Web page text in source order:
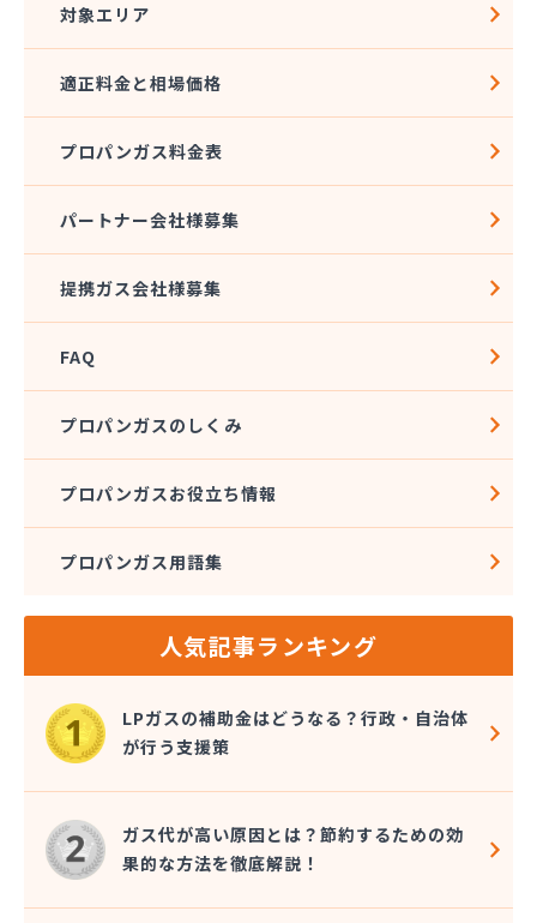
株式会社リビングガスショップよしのや
株式会社安井商店
株式会社伊興直井商店
株式会社円上クサマ商店
株式会社乙女屋本店
株式会社加藤ガス設備
株式会社角屋
株式会社菊屋住宅設備
株式会社久光
株式会社近藤ホームガス
株式会社後藤商事
株式会社高木商店
株式会社今西
株式会社三金住宅
株式会社山口商店
株式会社山本燃料住設サービス
株式会社市川燃料店
株式会社滋田燃料
株式会社式会社大勝
株式会社樹木屋
株式会社秋元商店
株式会社小泉太郎商店
株式会社昭光
株式会社松陰会舘
株式会社森山
対象エリア
適正料金と相場価格
プロパンガス料金表
パートナー会社様募集
提携ガス会社様募集
FAQ
プロパンガスのしくみ
プロパンガスお役立ち情報
プロパンガス用語集
人気記事ランキング
LPガスの補助金はどうなる？行政・自治体
が行う支援策
ガス代が高い原因とは？節約するための効
果的な方法を徹底解説！